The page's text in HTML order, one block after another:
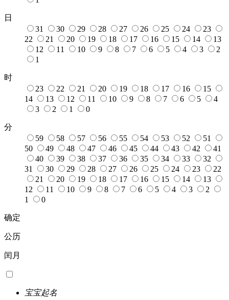
日
31
30 29 28 27 26 25 24
23
22
21 20 19 18 17 16 15 14
13
12
11 10 9 8 7 6 5 4 3
2
1
时
23
22 21 20 19 18 17 16
15
14
13 12 11 10 9 8 7 6 5
4
3
2 1 0
分
59
58 57 56 55 54 53 52
51
50
49 48 47 46 45 44 43 42
41
40
39 38 37 36 35 34 33
32
31
30 29 28 27 26 25 24 23
22
21
20 19 18 17 16 15 14
13
12
11 10 9 8 7 6 5 4 3
2
1
0
确定
公历
闰月
宝宝起名